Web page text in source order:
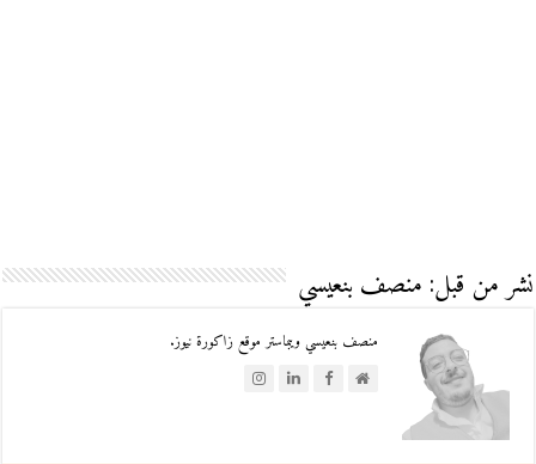
نشر من قبل: منصف بنعيسي
منصف بنعيسي ويبماستر موقع زاكورة نيوز.